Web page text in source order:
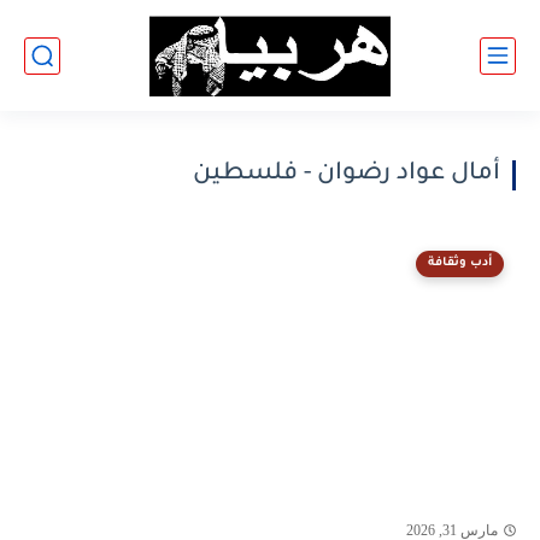
أمال عواد رضوان - فلسطين
أدب وثقافة
مارس 31, 2026